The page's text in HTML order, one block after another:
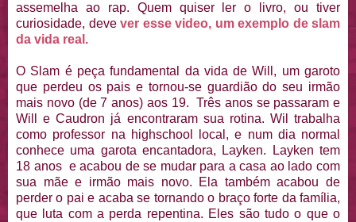
assemelha ao rap. Quem quiser ler o livro, ou tiver
curiosidade, deve ver esse video, um exemplo de slam
da vida real.
O Slam é peça fundamental da vida de Will, um garoto
que perdeu os pais e tornou-se guardião do seu irmão
mais novo (de 7 anos) aos 19. Três anos se passaram e
Will e Caudron já encontraram sua rotina. Wil trabalha
como professor na highschool local, e num dia normal
conhece uma garota encantadora, Layken. Layken tem
18 anos e acabou de se mudar para a casa ao lado com
sua mãe e irmão mais novo. Ela também acabou de
perder o pai e acaba se tornando o braço forte da família,
que luta com a perda repentina. Eles são tudo o que o